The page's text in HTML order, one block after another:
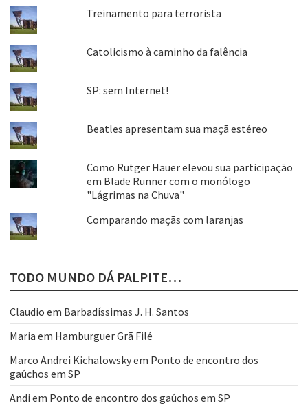
Treinamento para terrorista
Catolicismo à caminho da falência
SP: sem Internet!
Beatles apresentam sua maçã estéreo
Como Rutger Hauer elevou sua participação
em Blade Runner com o monólogo
"Lágrimas na Chuva"
Comparando maçãs com laranjas
TODO MUNDO DÁ PALPITE…
Claudio em Barbadíssimas J. H. Santos
Maria em Hamburguer Grã Filé
Marco Andrei Kichalowskyem Ponto de encontro dos
gaúchos em SP
Andi em Ponto de encontro dos gaúchos em SP